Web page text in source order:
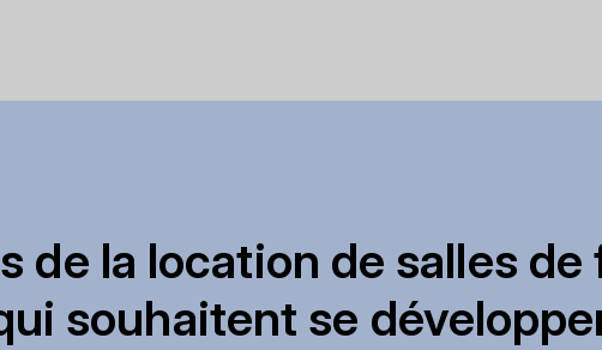
de la location de salles
souhaitent se